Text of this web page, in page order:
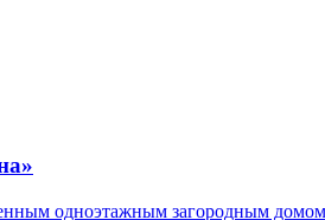
одноэтажным загородным